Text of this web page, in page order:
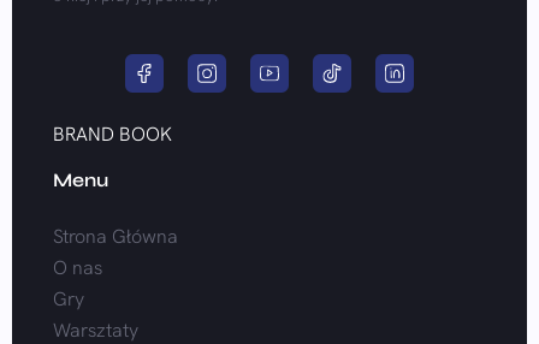
BRAND BOOK
Menu
Strona Główna
O nas
Gry
Warsztaty